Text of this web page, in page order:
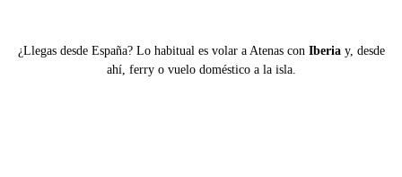
¿Llegas desde España? Lo habitual es volar a Atenas con Iberiay, desde
ahí, ferry o vuelo doméstico a la isla.